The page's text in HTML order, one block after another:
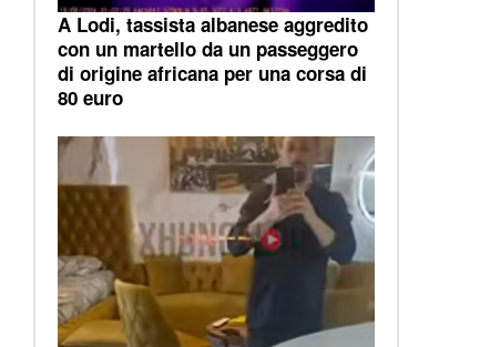
A Lodi, tassista albanese aggredito
con un martello da un passeggero
di origine africana per una corsa di
80 euro